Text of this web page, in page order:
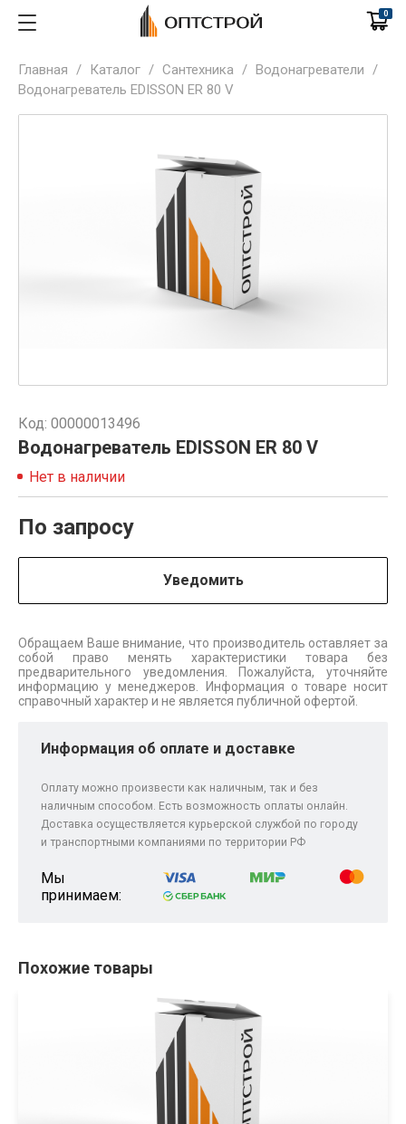
0
Главная / Каталог / Сантехника / Водонагреватели /
Водонагреватель EDISSON ER 80 V
Код: 00000013496
Водонагреватель EDISSON ER 80 V
Нет в наличии
По запросу
Уведомить
Обращаем Ваше внимание, что производитель оставляет за
собой право менять характеристики товара без
предварительного уведомления. Пожалуйста, уточняйте
информацию у менеджеров. Информация о товаре носит
справочный характер и не является публичной офертой.
Информация об оплате и доставке
Оплату можно произвести как наличным, так и без
наличным способом. Есть возможность оплаты онлайн.
Доставка осуществляется курьерской службой по городу
и транспортными компаниями по территории РФ
Мы
принимаем:
Похожие товары